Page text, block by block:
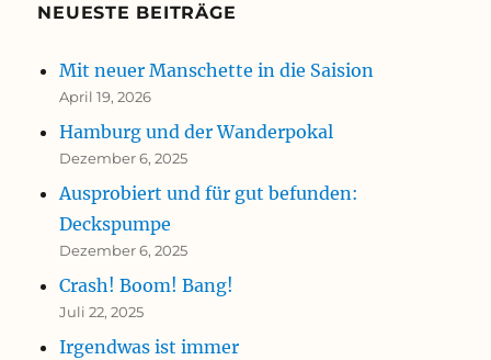
NEUESTE BEITRÄGE
Mit neuer Manschette in die Saision
April 19, 2026
Hamburg und der Wanderpokal
Dezember 6, 2025
Ausprobiert und für gut befunden:
Deckspumpe
Dezember 6, 2025
Crash! Boom! Bang!
Juli 22, 2025
Irgendwas ist immer